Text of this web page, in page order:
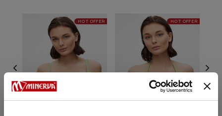
HOT OFFER HOT OFFER